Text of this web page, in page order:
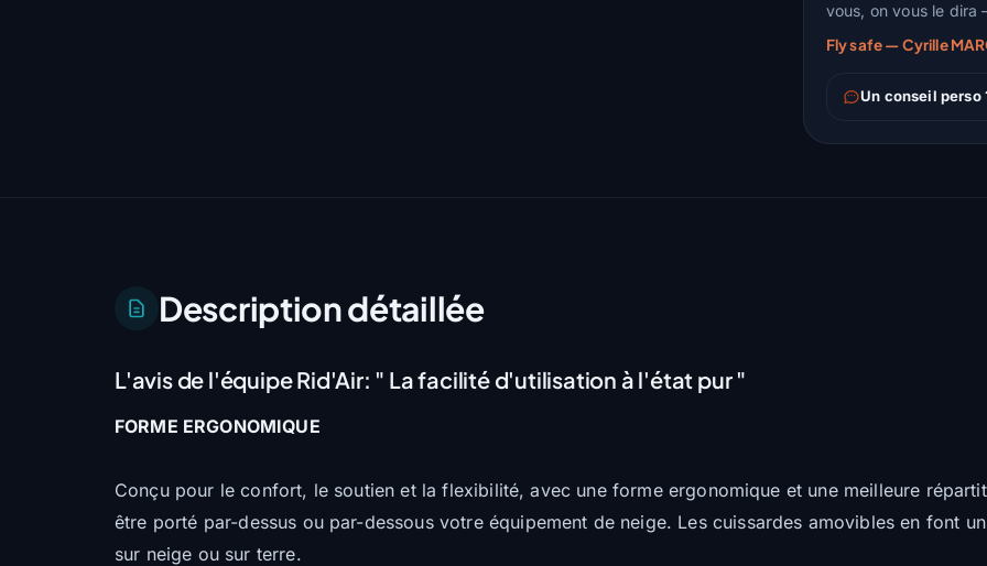
vous, on vous le
Fly safe — Cyrille
Un conseil
Description détaillée
L'avis de l'équipe Rid'Air: " La facilité d'utilisation à l'état pur "
FORME ERGONOMIQUE
Conçu pour le confort, le soutien et la flexibilité, avec une forme ergonomique et une meilleure
être porté par-dessus ou par-dessous votre équipement de neige. Les cuissardes amovibles en font
sur neige ou sur terre.